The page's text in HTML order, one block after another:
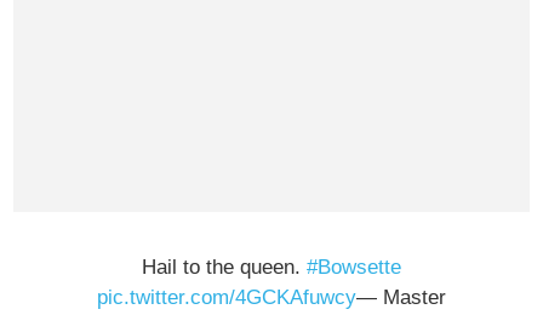
Hail to the queen. #Bowsette
pic.twitter.com/4GCKAfuwcy— Master